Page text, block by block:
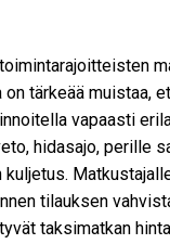
on tärkeää muistaa,
vapaasti
hidasajo, perille
kuljetus.
tilauksen
taksimatkan